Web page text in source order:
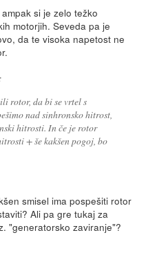
si je zelo težko
motorjih. Seveda pa je
da te visoka napetost ne
rotor, da bi se vrtel s
nad sinhronsko hitrost,
hitrosti. In če je rotor
+ še kakšen pogoj, bo
smisel ima pospešiti rotor
Ali pa gre tukaj za
"generatorsko zaviranje"?